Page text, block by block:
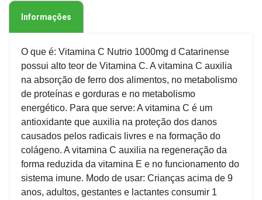
Informações
O que é: Vitamina C Nutrio 1000mg d Catarinense
possui alto teor de Vitamina C. A vitamina C auxilia
na absorção de ferro dos alimentos, no metabolismo
de proteínas e gorduras e no metabolismo
energético. Para que serve: A vitamina C é um
antioxidante que auxilia na proteção dos danos
causados pelos radicais livres e na formação do
colágeno. A vitamina C auxilia na regeneração da
forma reduzida da vitamina E e no funcionamento do
sistema imune. Modo de usar: Crianças acima de 9
anos, adultos, gestantes e lactantes consumir 1